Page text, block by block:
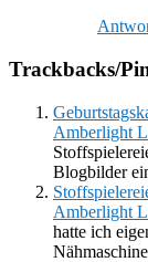
Trackbacks/
Amberlight
Blogbilder
Amberlight
hatte ich